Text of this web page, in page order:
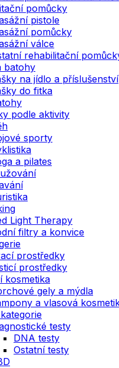
pomůcky
pistole
pomůcky
válce
rehabilitační
batohy
na jídlo a příslušenství
do fitka
podle aktivity
sporty
a pilates
Light Therapy
filtry a konvice
prostředky
prostředky
kosmetika
gely a mýdla
a vlasová
testy
DNA testy
Ostatní testy